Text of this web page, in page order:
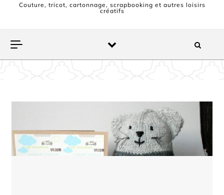
Couture, tricot, cartonnage, scrapbooking et autres loisirs
créatifs